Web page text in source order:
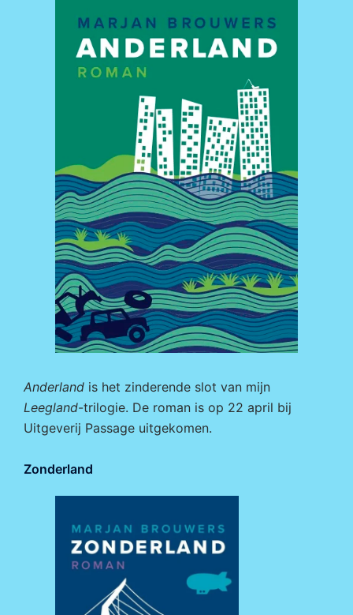
Anderland is het zinderende slot van mijn
Leegland-trilogie. De roman is op 22 april bij
Uitgeverij Passage uitgekomen.
Zonderland